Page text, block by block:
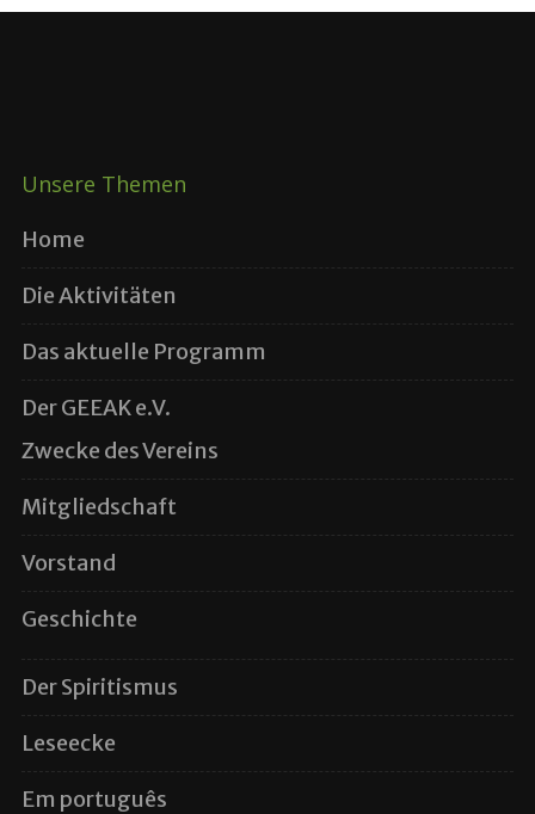
Unsere Themen
Home
Die Aktivitäten
Das aktuelle Programm
Der GEEAK e.V.
Zwecke des Vereins
Mitgliedschaft
Vorstand
Geschichte
Der Spiritismus
Leseecke
Em português